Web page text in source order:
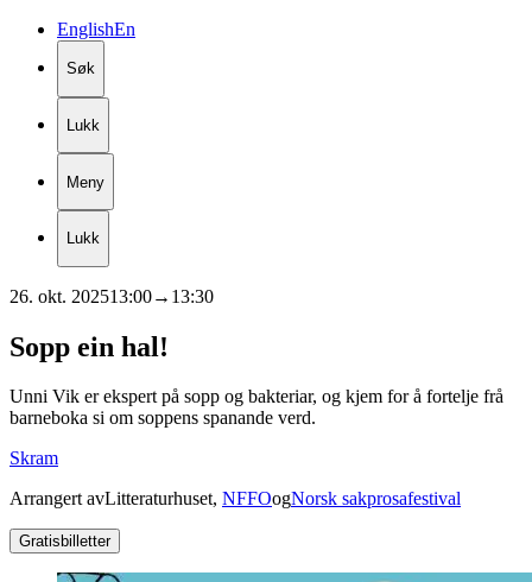
EnglishEn
Søk
Lukk
Meny
Lukk
26. okt. 202513:00→ 13:30
Sopp ein hal!
Unni Vik er ekspert på sopp og bakteriar, og kjem for å fortelje frå
barneboka si om soppens spanande verd.
Skram
Arrangert avLitteraturhuset, NFFOogNorsk sakprosafestival
Gratisbilletter